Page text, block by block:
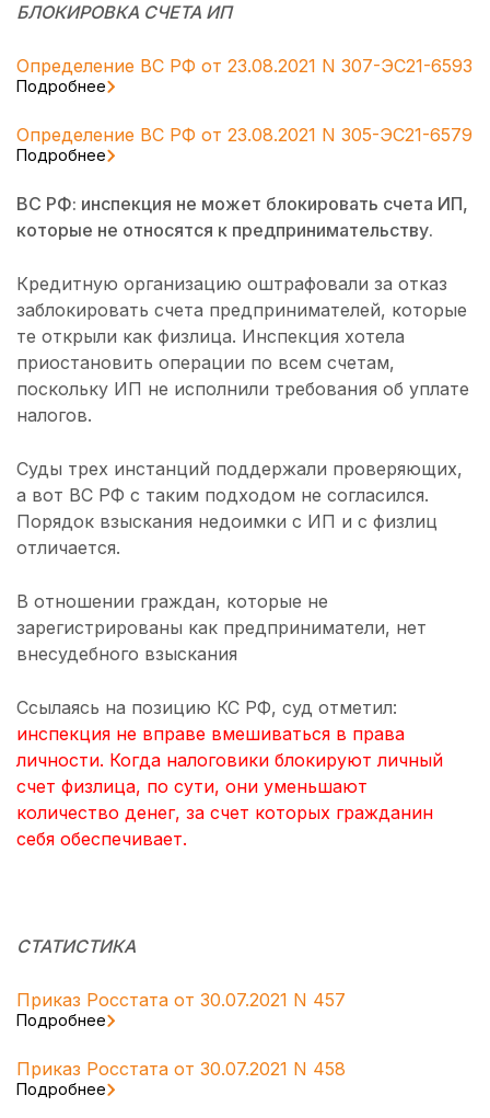
БЛОКИРОВКА СЧЕТА ИП
Определение ВС РФ от 23.08.2021 N 307-ЭС21-6593
Подробнее
Определение ВС РФ от 23.08.2021 N 305-ЭС21-6579
Подробнее
ВС РФ: инспекция не может блокировать счета ИП,
которые не относятся к предпринимательству.
Кредитную организацию оштрафовали за отказ
заблокировать счета предпринимателей, которые
те открыли как физлица. Инспекция хотела
приостановить операции по всем счетам,
поскольку ИП не исполнили требования об уплате
налогов.
Суды трех инстанций поддержали проверяющих,
а вот ВС РФ с таким подходом не согласился.
Порядок взыскания недоимки с ИП и с физлиц
отличается.
В отношении граждан, которые не
зарегистрированы как предприниматели, нет
внесудебного взыскания
Ссылаясь на позицию КС РФ, суд отметил:
инспекция не вправе вмешиваться в права
личности. Когда налоговики блокируют личный
счет физлица, по сути, они уменьшают
количество денег, за счет которых гражданин
себя обеспечивает.
СТАТИСТИКА
Приказ Росстата от 30.07.2021 N 457
Подробнее
Приказ Росстата от 30.07.2021 N 458
Подробнее